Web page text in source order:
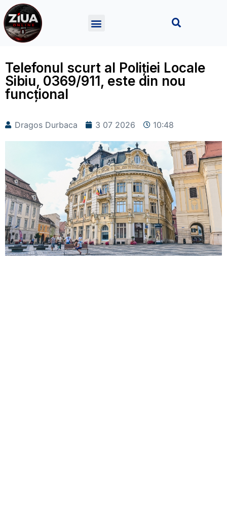
Telefonul scurt al Poliției Locale
Sibiu, 0369/911, este din nou
funcțional
Dragos Durbaca 3 07 2026 10:48